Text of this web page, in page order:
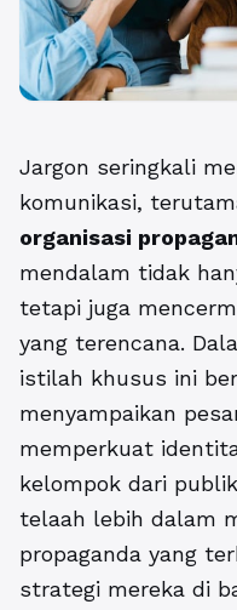
Jargon seringkali
komunikasi,
organisasi
mendalam tidak
tetapi juga
yang terencana.
istilah khusus ini
menyampaikan
memperkuat
kelompok dari
telaah lebih dalam
propaganda yang
strategi mereka di